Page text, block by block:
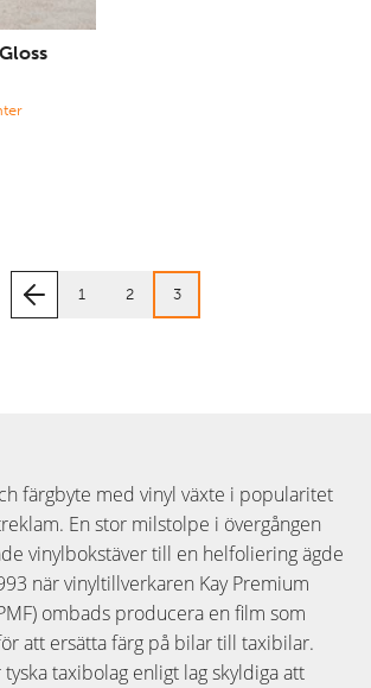
1 2 3
färgbyte med vinyl växte i popularitet
En stor milstolpe i övergången
vinylbokstäver till en helfoliering ägde
när vinyltillverkaren Kay Premium
ombads producera en film som
att ersätta färg på bilar till taxibilar.
taxibolag enligt lag skyldiga att